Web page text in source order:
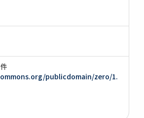
publicdomain/zero/1.